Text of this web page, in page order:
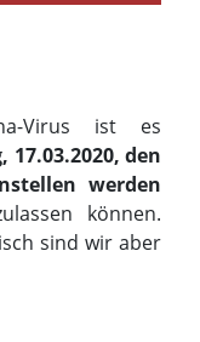
Virus ist es
17.03.2020, den
werden
können.
sind wir aber